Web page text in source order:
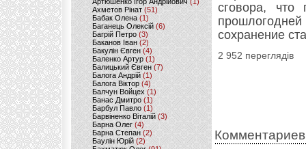
Ахметов Рінат(51)
Бабак Олена(1)
Баганець Олексій(6)
Багрій Петро (3)
Баканов Іван(2)
Бакулін Євген (4)
Баленко Артур(1)
Балицький Євген(7)
Балога Андрій (1)
Балога Віктор (4)
Балчун Войцех (1)
Банас Дмитро (1)
Барбул Павло(1)
Барвіненко Віталій(3)
Барна Олег (4)
Барна Степан (2)
Баулін Юрій (2)
сговора, что
сохранение
2 952 переглядів